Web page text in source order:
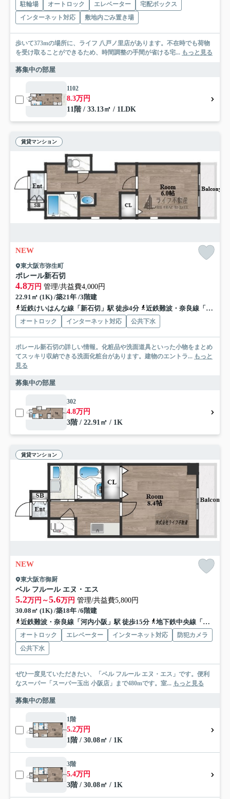
駐輪場 オートロック エレベーター
宅配ボックス
インターネット対応
敷地内ごみ置き場
歩いて373mの場所に、ライフ 八戸ノ里店があります。不在時でも荷物
を受け取ることができるため、時間調整の手間が省ける宅... もっと見る
募集中の部屋
1102
8.3万円
11階 / 33.13㎡ / 1LDK
賃貸マンション
NEW
東大阪市弥生町
ポレール新石切
4.8万円 管理/共益費4,000円
22.91㎡ (1K) /築21年 /3階建
近鉄けいはんな線「新石切」駅 徒歩4分
近鉄難波・奈良線「額田」駅 徒歩17分
オートロック インターネット対応 公共下水
ポレール新石切の詳しい情報。化粧品や洗面道具といった小物をまとめ
てスッキリ収納できる洗面化粧台があります。建物のエントラ... もっと
見る
募集中の部屋
302
4.8万円
3階 / 22.91㎡ / 1K
賃貸マンション
NEW
東大阪市御厨
ベル フルール エヌ・エス
5.2万円～5.6万円 管理/共益費5,800円
30.08㎡ (1K) /築18年 /6階建
近鉄難波・奈良線「河内小阪」駅 徒歩15分
地下鉄中央線「長田」駅 徒歩19分
オートロック エレベーター インターネット対応
防犯カメラ
公共下水
ぜひ一度見ていただきたい、「ベル フルール エヌ・エス」です。便利
なスーパー「スーパー玉出 小阪店」まで480mです。室... もっと見る
募集中の部屋
1階
5.2万円
1階 / 30.08㎡ / 1K
3階
5.4万円
3階 / 30.08㎡ / 1K